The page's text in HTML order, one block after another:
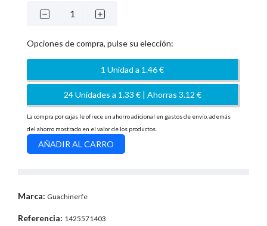
Opciones de compra, pulse su elección:
1 Unidad a 1.46 €
24 Unidades a 1.33 € | Ahorras 3.12 €
La compra por cajas le ofrece un ahorro adicional en gastos de envío, además
del ahorro mostrado en el valor de los productos.
Marca: Guachinerfe
Referencia: 1425571403